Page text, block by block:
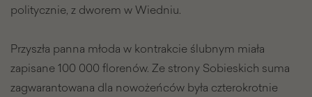
politycznie, z dworem w Wiedniu.
Przyszła panna młoda w kontrakcie ślubnym miała
zapisane 100 000 florenów. Ze strony Sobieskich suma
zagwarantowana dla nowożeńców była czterokrotnie